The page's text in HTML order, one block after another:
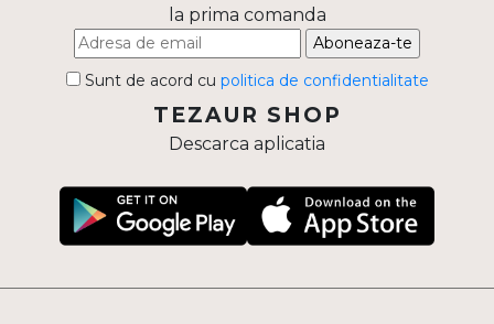
la prima comanda
Aboneaza-te
Sunt de acord cu politica de confidentialitate
TEZAUR SHOP
Descarca aplicatia